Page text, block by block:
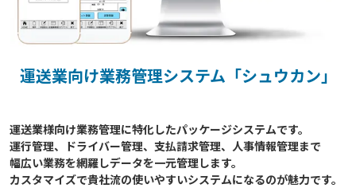
運送業向け業務管理システム「シュウカン」
運送業様向け業務管理に特化したパッケージシステムです。
運行管理、ドライバー管理、支払請求管理、人事情報管理まで
幅広い業務を網羅しデータを一元管理します。
カスタマイズで貴社流の使いやすいシステムになるのが魅力です。